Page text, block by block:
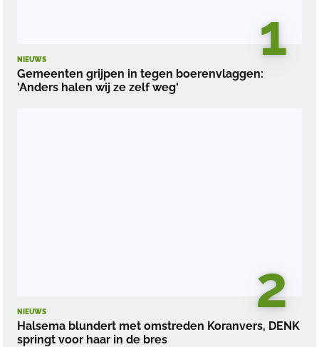
1
NIEUWS
Gemeenten grijpen in tegen boerenvlaggen:
'Anders halen wij ze zelf weg'
2
NIEUWS
Halsema blundert met omstreden Koranvers, DENK
springt voor haar in de bres